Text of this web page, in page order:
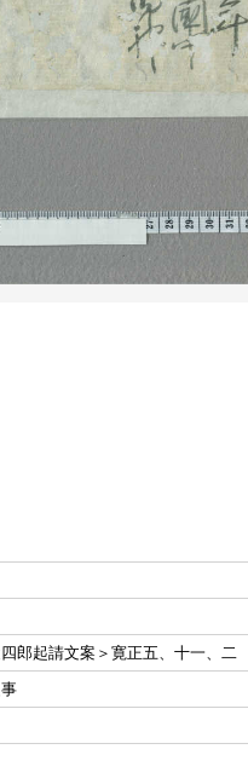
郎起請文案＞寛正五、十一、二